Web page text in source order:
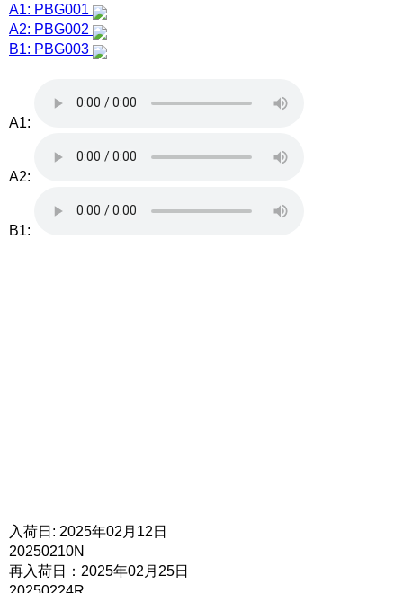
A1: PBG001
A2: PBG002
B1: PBG003
A1:
A2:
B1:
入荷日: 2025年02月12日
20250210N
再入荷日：2025年02月25日